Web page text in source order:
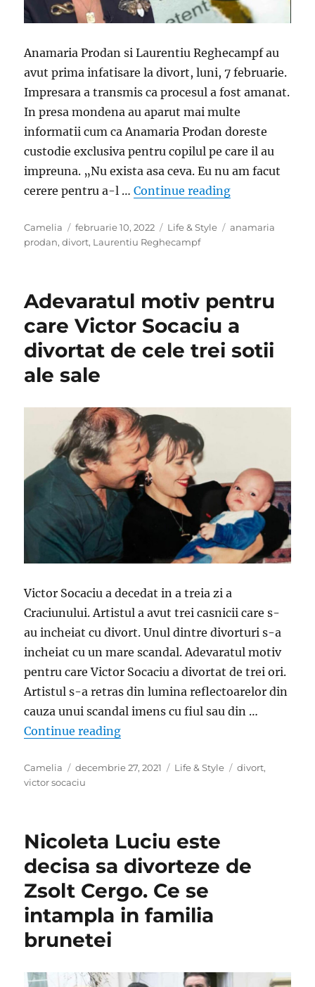
Anamaria Prodan si Laurentiu Reghecampf au
avut prima infatisare la divort, luni, 7 februarie.
Impresara a transmis ca procesul a fost amanat.
In presa mondena au aparut mai multe
informatii cum ca Anamaria Prodan doreste
custodie exclusiva pentru copilul pe care il au
impreuna. „Nu exista asa ceva. Eu nu am facut
cerere pentru a-l …Continue reading„Anamaria
Author
Camelia
Posted
on
februarie 10, 2022 Categories
Life & Style Tags
anamaria
prodan,divort, Laurentiu Reghecampf
Adevaratul motiv pentru
care Victor Socaciu a
divortat de cele trei sotii
ale sale
Victor Socaciu a decedat in a treia zi a
Craciunului. Artistul a avut trei casnicii care s-
au incheiat cu divort. Unul dintre divorturi s-a
incheiat cu un mare scandal. Adevaratul motiv
pentru care Victor Socaciu a divortat de trei ori.
Artistul s-a retras din lumina reflectoarelor din
cauza unui scandal imens cu fiul sau din …
Continue reading„Adevaratul motiv pentru care
Author
Camelia
Posted
on
decembrie 27, 2021 Categories
Life & Style Tags
divort,
victor socaciu
Nicoleta Luciu este
decisa sa divorteze de
Zsolt Cergo. Ce se
intampla in familia
brunetei